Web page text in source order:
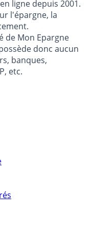
ligne depuis 2001.
l'épargne, la
de Mon Epargne
donc aucun
banques,
etc.